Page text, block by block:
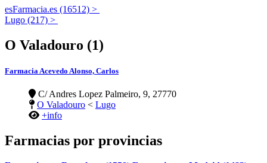
esFarmacia.es (16512) >
Lugo (217) >
O Valadouro (1)
Farmacia Acevedo Alonso, Carlos
C/ Andres Lopez Palmeiro, 9, 27770
O Valadouro < Lugo
+info
Farmacias por provincias